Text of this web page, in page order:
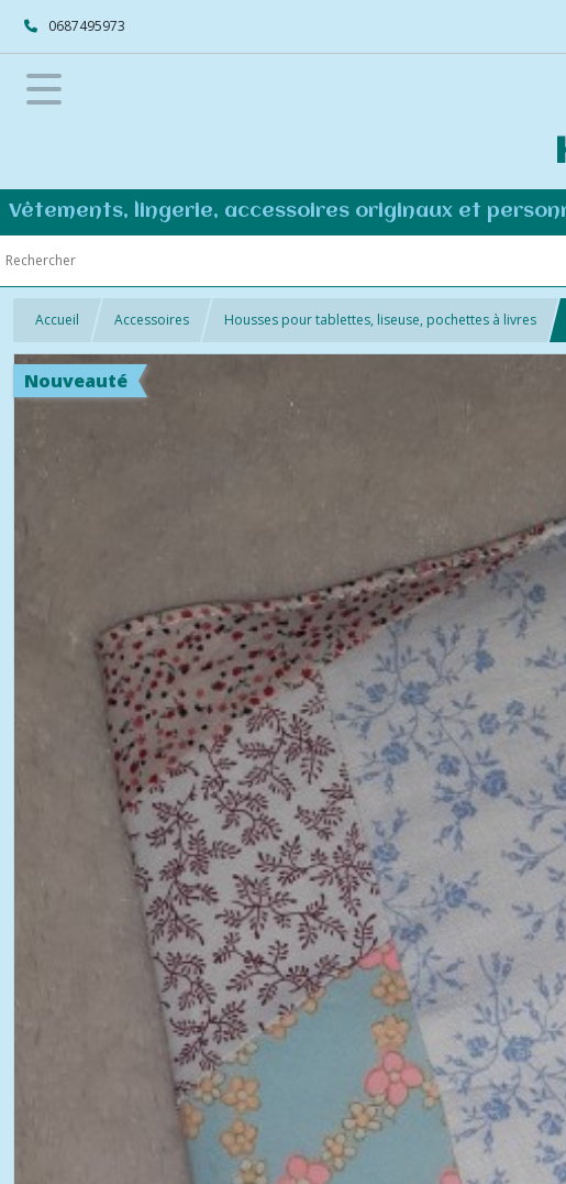
0687495973
Vêtements, lingerie, accessoires originaux et
Accueil Accessoires Housses pour tablettes, liseuse, pochettes à livres
Nouveauté